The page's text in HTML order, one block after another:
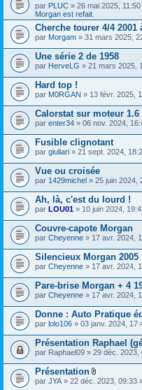
par PLUC » 26 mai 2025,
Morgan est refait.
Cherche tourer 4/4 2001
par Morgam » 31 mars 2025,
Une série 2 de 1958
par HerveLG » 21 mars 2025,
Hard top !
par M0RGAN » 13 févr. 2025,
Calorstat sur moteur 1.6
par enter34 » 06 nov. 2024,
Fusible clignotant
par giuliari » 21 sept. 2024,
Vue ou croisée
par 1429michel » 25 juin 2024,
Ah, là, c'est du lourd !
par LOU01 » 10 juin 2024,
Couvre-capote Morgan
par Cheyenne » 17 avr. 2024,
Silencieux Morgan 2005
par Cheyenne » 17 avr. 2024,
Pare-brise Morgan + 4
par Cheyenne » 17 avr. 2024,
Donne : Auto Pratique
par lolo106 » 03 janv. 2024,
Présentation Raphael
par Raphael09 » 29 déc. 2023,
Présentation
F
par JYA » 22 déc. 2023, 09:33